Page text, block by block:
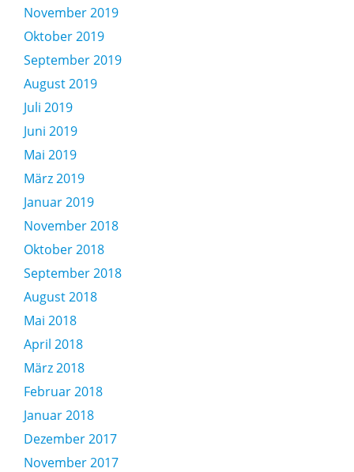
November 2019
Oktober 2019
September 2019
August 2019
Juli 2019
Juni 2019
Mai 2019
März 2019
Januar 2019
November 2018
Oktober 2018
September 2018
August 2018
Mai 2018
April 2018
März 2018
Februar 2018
Januar 2018
Dezember 2017
November 2017